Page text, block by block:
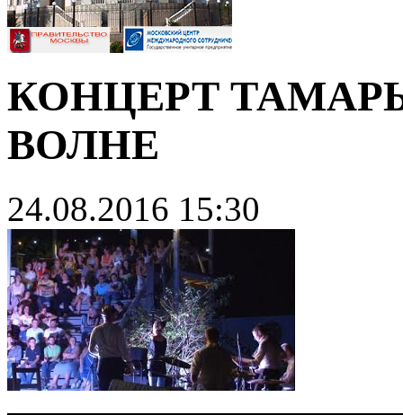
КОНЦЕРТ
ВОЛНЕ
24.08.2016 15:30